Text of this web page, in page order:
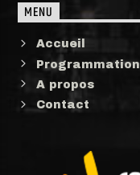
MENU
Accueil
Programmation
A propos
Contact